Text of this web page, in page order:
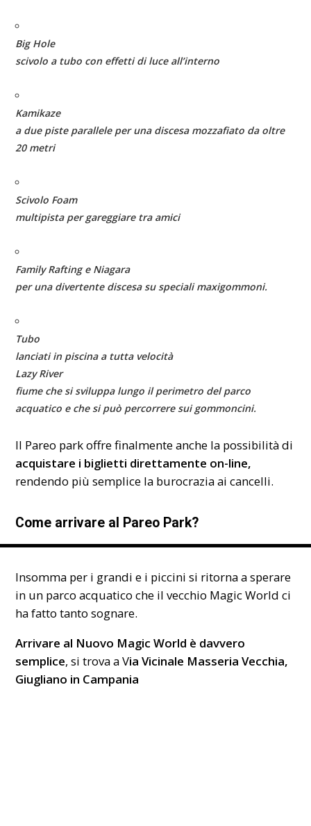
Big Hole
scivolo a tubo con effetti di luce all’interno
Kamikaze
a due piste parallele per una discesa mozzafiato da oltre
20 metri
Scivolo Foam
multipista per gareggiare tra amici
Family Rafting e Niagara
per una divertente discesa su speciali maxigommoni.
Tubo
lanciati in piscina a tutta velocità
Lazy River
fiume che si sviluppa lungo il perimetro del parco
acquatico e che si può percorrere sui gommoncini.
Il Pareo park offre finalmente anche la possibilità di
acquistare i biglietti direttamente on-line,
rendendo più semplice la burocrazia ai cancelli.
Come arrivare al Pareo Park?
Insomma per i grandi e i piccini si ritorna a sperare
in un parco acquatico che il vecchio Magic World ci
ha fatto tanto sognare.
Arrivare al Nuovo Magic World è davvero
semplice, si trova a Via Vicinale Masseria Vecchia,
Giugliano in Campania